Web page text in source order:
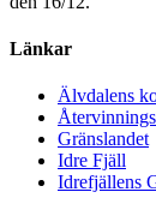
Länkar
Älvdalens
Gränslandet
Idre Fjäll
Idrefjällens